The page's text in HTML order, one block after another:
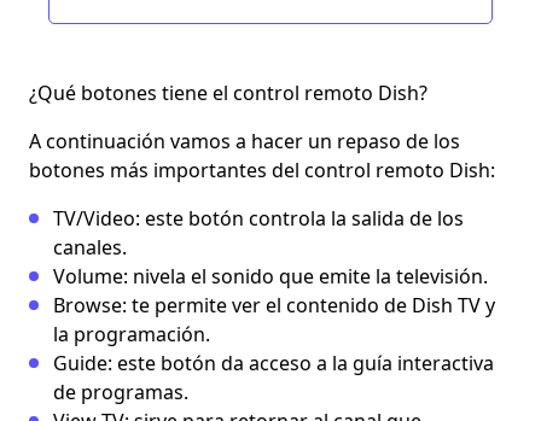
¿Qué botones tiene el control remoto Dish?
A continuación vamos a hacer un repaso de los
botones más importantes del control remoto Dish:
TV/Video: este botón controla la salida de los
canales.
Volume: nivela el sonido que emite la televisión.
Browse: te permite ver el contenido de Dish TV y
la programación.
Guide: este botón da acceso a la guía interactiva
de programas.